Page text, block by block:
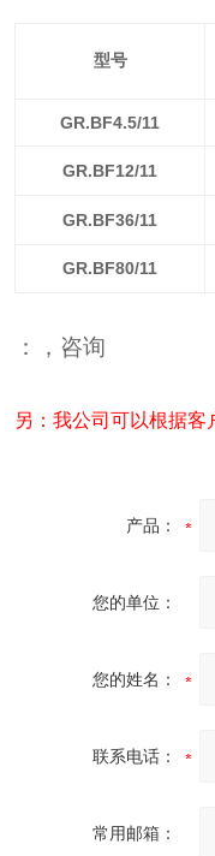
型号
GR.BF4.5/11
GR.BF12/11
GR.BF36/11
GR.BF80/11
： ，咨询
另：我公司可以根据客
产品：
您的单位：
您的姓名：
联系电话：
常用邮箱：